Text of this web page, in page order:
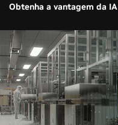
Obtenha a vantagem da IA